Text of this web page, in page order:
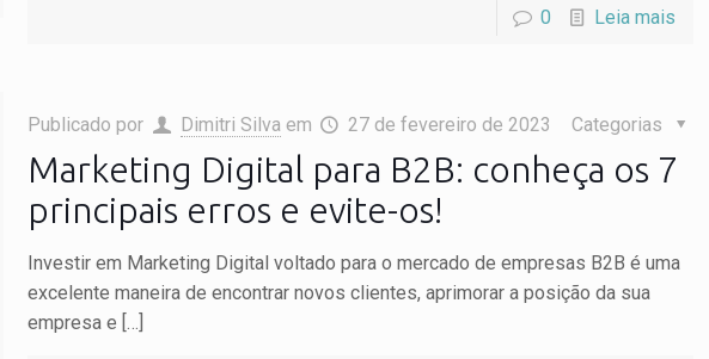
0 Leia mais
Publicado por Dimitri Silva em 27 de fevereiro de 2023 Categorias
Marketing Digital para B2B: conheça os 7
principais erros e evite-os!
Investir em Marketing Digital voltado para o mercado de empresas B2B é uma
excelente maneira de encontrar novos clientes, aprimorar a posição da sua
empresa e […]